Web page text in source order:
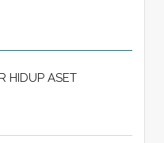
HIDUP ASET